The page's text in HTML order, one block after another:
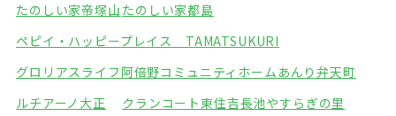
たのしい家帝塚山 たのしい家都島
ペピイ・ハッピープレイス TAMATSUKURI
グロリアスライフ阿倍野コミュニティホームあんり弁天町
ルチアーノ大正
クランコート東住吉長池やすらぎの里